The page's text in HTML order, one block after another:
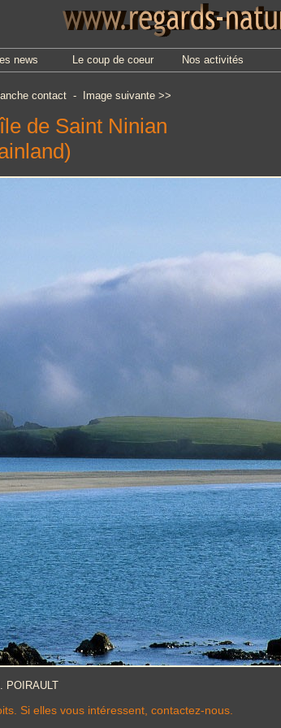
news Le coup de coeur Nos activités
contact- Image suivante>>
de Saint Ninian
POIRAULT
Si elles vous intéressent, contactez-nous.